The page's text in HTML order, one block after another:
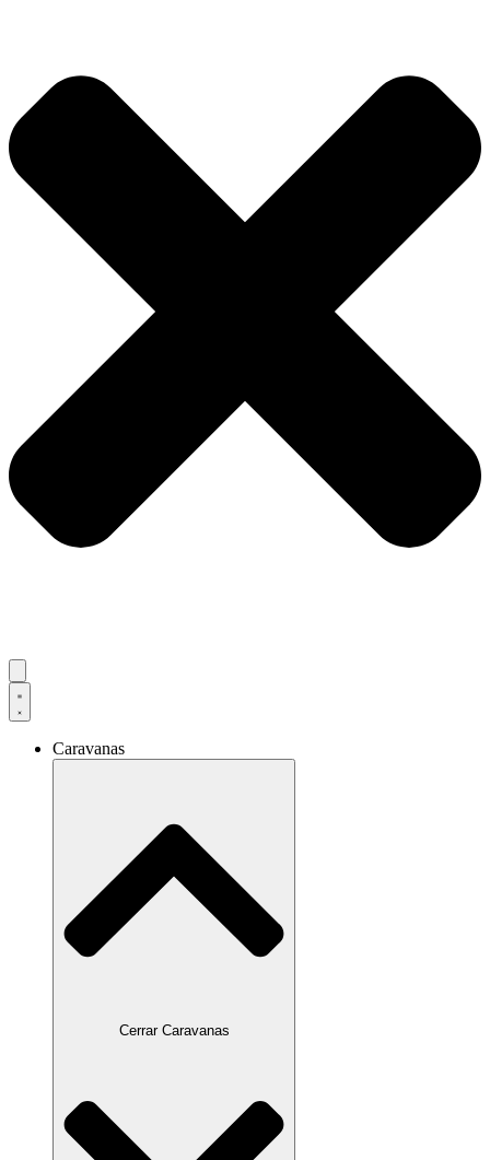
Caravanas
Cerrar Caravanas